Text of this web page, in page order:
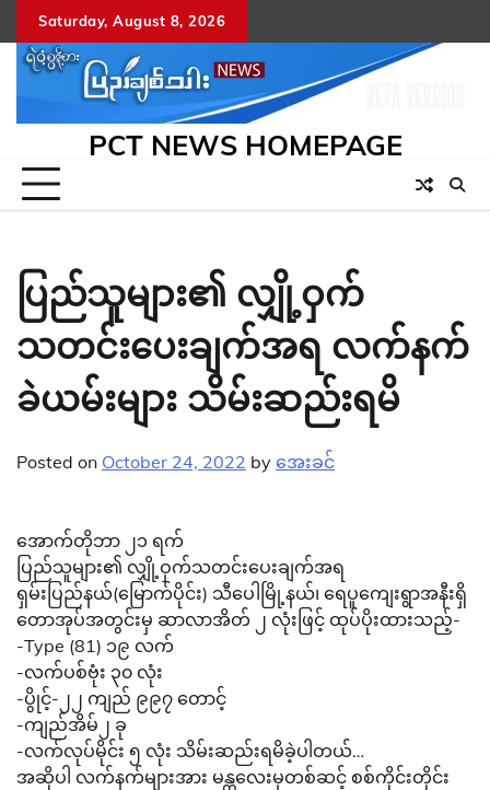
to
content
Saturday, August 8, 2026
PCT NEWS HOMEPAGE
ပြည်သူများ၏ လျှို့ဝှက်
သတင်းပေးချက်အရ လက်နက်
ခဲယမ်းများ သိမ်းဆည်းရမိ
Posted on October 24, 2022 by အေးခင်
အောက်တိုဘာ ၂၁ ရက်
ပြည်သူများ၏ လျှို့ဝှက်သတင်းပေးချက်အရ
ရှမ်းပြည်နယ်(မြောက်ပိုင်း) သီပေါမြို့နယ်၊ ရေပူကျေးရွာအနီးရှိ
တောအုပ်အတွင်းမှ ဆာလာအိတ် ၂ လုံးဖြင့် ထုပ်ပိုးထားသည့်-
-Type (81) ၁၉ လက်
-လက်ပစ်ဗုံး ၃၀ လုံး
-ပွိုင့်-၂၂ ကျည် ၉၉၇ တောင့်
-ကျည်အိမ်၂ ခု
-လက်လုပ်မိုင်း ၅ လုံး သိမ်းဆည်းရမိခဲ့ပါတယ်…
အဆိုပါ လက်နက်များအား မန္တလေးမှတစ်ဆင့် စစ်ကိုင်းတိုင်း